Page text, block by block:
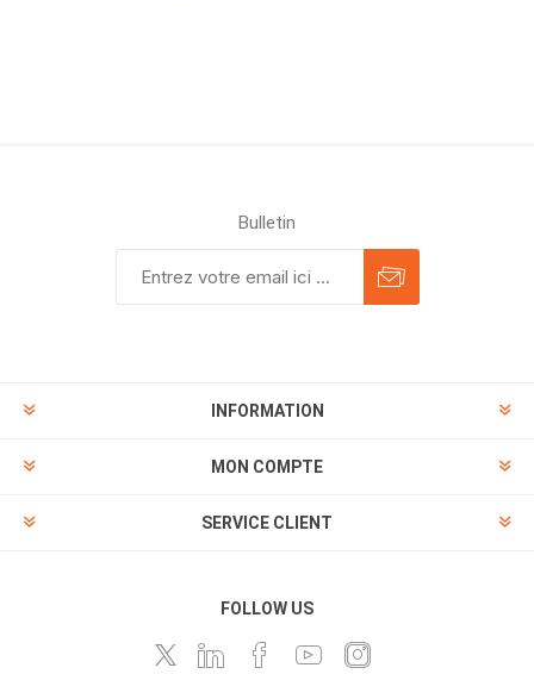
Bulletin
INFORMATION
MON COMPTE
SERVICE CLIENT
FOLLOW US